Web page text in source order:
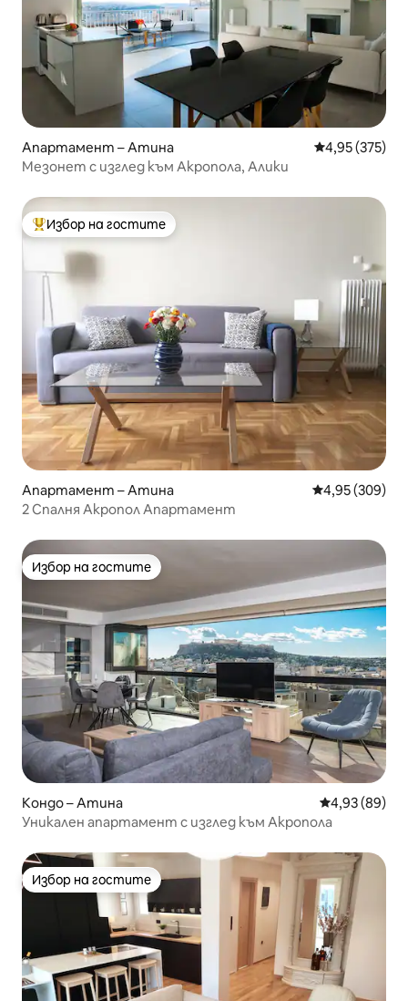
Апартамент – Атина Средна
4,95 (375)
Мезонет с изглед към Акропола, Алики
Най-популярен избор на гостите
Избор на гостите
Апартамент – Атина Средна
4,95 (309)
2 Спалня Акропол Апартамент
Избор на гостите
Избор на гостите
Кондо – Атина Средна
4,93 (89)
Уникален апартамент с изглед към Акропола
Избор на гостите
Избор на гостите